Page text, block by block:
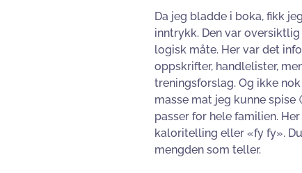
Da jeg bladde i boka, fikk
inntrykk. Den var
logisk måte. Her var det
oppskrifter, handlelister,
treningsforslag. Og ikke
masse mat jeg kunne spise
passer for hele familien.
kaloritelling eller «fy fy».
mengden som teller.